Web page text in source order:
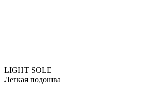
LIGHT SOLE
Легкая подошва